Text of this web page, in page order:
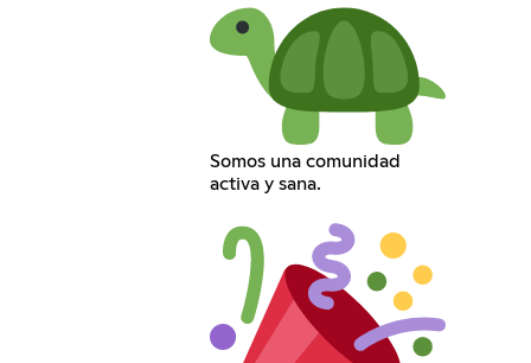
Somos una comunidad
activa y sana.